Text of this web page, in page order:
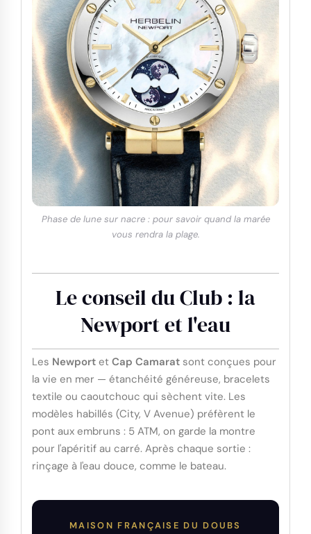
Phase de lune sur nacre : pour savoir quand la marée
vous rendra la plage.
Le conseil du Club : la
Newport et l'eau
Les Newport et Cap Camarat sont conçues pour
la vie en mer — étanchéité généreuse, bracelets
textile ou caoutchouc qui sèchent vite. Les
modèles habillés (City, V Avenue) préfèrent le
pont aux embruns : 5 ATM, on garde la montre
pour l'apéritif au carré. Après chaque sortie :
rinçage à l'eau douce, comme le bateau.
MAISON FRANÇAISE DU DOUBS